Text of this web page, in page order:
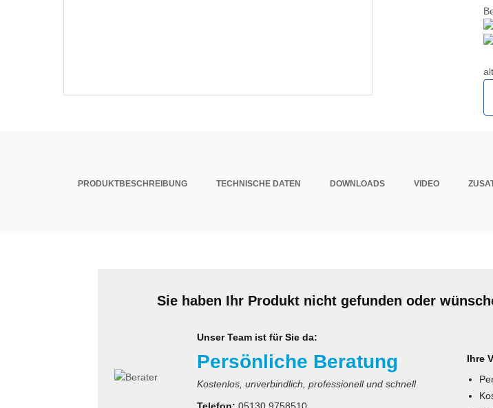
PRODUKTBESCHREIBUNG TECHNISCHE DATEN DOWNLOADS VIDEO
Sie haben Ihr Produkt nicht gefunden oder
Unser Team ist für Sie da:
Persönliche Beratung
Kostenlos, unverbindlich, professionell und schnell
Ihre